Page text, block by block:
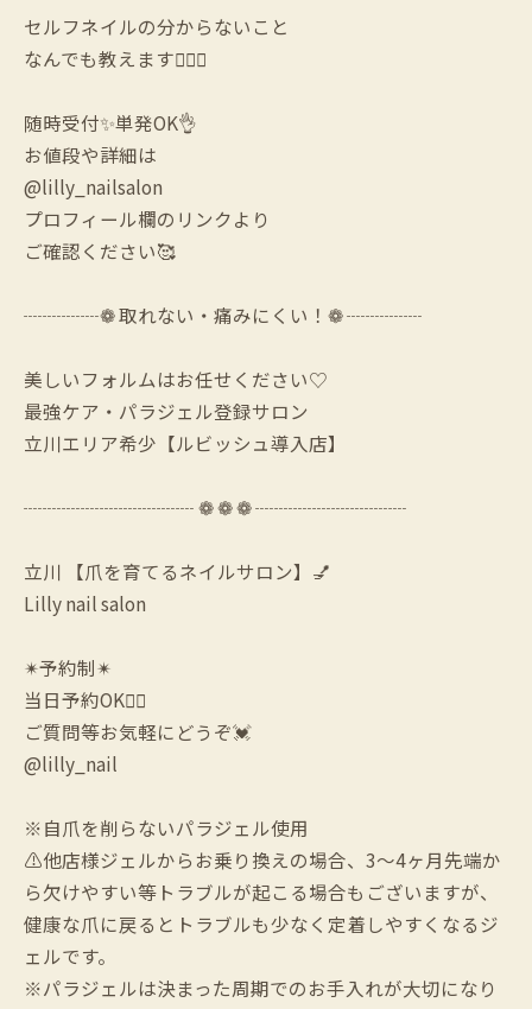
セルフネイルの分からないこと
なんでも教えます🙆‍♀️✨
随時受付✨単発OK👌
お値段や詳細は
@lilly_nailsalon
プロフィール欄のリンクより
ご確認ください🥰
┈┈┈┈❁ 取れない・痛みにくい！❁ ┈┈┈┈
美しいフォルムはお任せください♡
最強ケア・パラジェル登録サロン
立川エリア希少【ルビッシュ導入店】
┈┈┈┈┈┈┈┈┈ ❁ ❁ ❁ ┈┈┈┈┈┈┈┈
立川 【爪を育てるネイルサロン】💅
Lilly nail salon
✴︎予約制✴︎
当日予約OK🙆‍♀️
ご質問等お気軽にどうぞ💓
@lilly_nail
※自爪を削らないパラジェル使用
⚠︎他店様ジェルからお乗り換えの場合、3〜4ヶ月先端か
ら欠けやすい等トラブルが起こる場合もございますが、
健康な爪に戻るとトラブルも少なく定着しやすくなるジ
ェルです。
※パラジェルは決まった周期でのお手入れが大切になり